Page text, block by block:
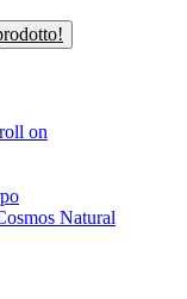
on
Natural